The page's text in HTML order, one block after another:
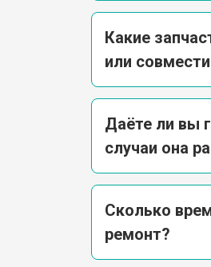
Какие
или
Даёте ли вы
случаи она
Сколько
ремонт?